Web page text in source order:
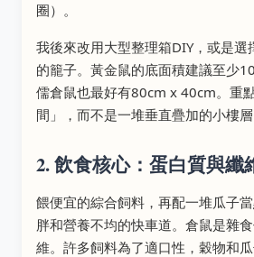
圈）。
我後來改用大型整理箱DIY，或是選
的籠子。黃金鼠的底面積建議至少
儒倉鼠也最好有80cm x 40cm。重
間」，而不是一堆垂直疊加的小樓層
2. 飲食核心：蛋白質與纖
餵便宜的綜合飼料，再配一堆瓜子
胖和營養不均的快車道。倉鼠是雜
維。許多飼料為了適口性，穀物和瓜